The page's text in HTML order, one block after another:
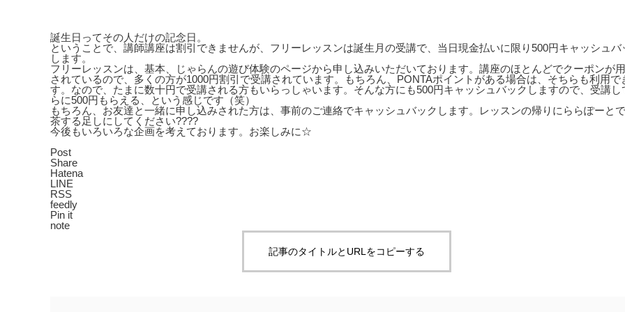
誕生日ってその人だけの記念日。
ということで、講師講座は割引できませんが、フリーレッスンは誕生月の受講で、当日現金払いに限り500円キャッシュバ
します。
フリーレッスンは、基本、じゃらんの遊び体験のページから申し込みいただいております。講座のほとんどでクーポンが
されているので、多くの方が1000円割引で受講されています。もちろん、PONTAポイントがある場合は、そちらも利用で
す。なので、たまに数十円で受講される方もいらっしゃいます。そんな方にも500円キャッシュバックしますので、受講し
らに500円もらえる、という感じです（笑）
もちろん、お友達と一緒に申し込みされた方は、事前のご連絡でキャッシュバックします。レッスンの帰りにららぽーと
茶する足しにしてください????
今後もいろいろな企画を考えております。お楽しみに☆
Post
Share
Hatena
LINE
RSS
feedly
Pin it
note
記事のタイトルとURLをコピーする